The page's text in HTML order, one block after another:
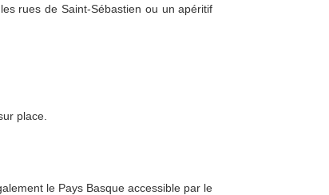
rues de Saint-Sébastien ou un apéritif
place.
le Pays Basque accessible par le